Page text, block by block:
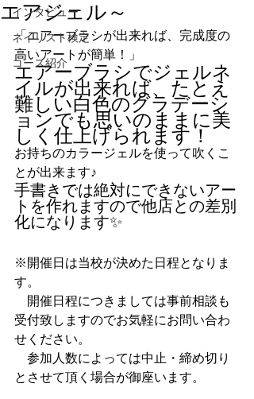
インタビュー
ネイリスト検定
コース紹介
エアジェル～
「エアーブラシが出来れば、完成度の
高いアートが簡単！」
エアーブラシでジェルネ
イルが出来れば、たとえ
難しい白色のグラデーシ
ョンでも思いのままに美
しく仕上げられます！
お持ちのカラージェルを使って吹くこ
とが出来ます♪
手書きでは絶対にできないアー
トを作れますので他店との差別
化になります✨
※開催日は当校が決めた日程となりま
す。
開催日程につきましては事前相談も
受付致しますのでお気軽にお問い合わ
せください。
参加人数によっては中止・締め切り
とさせて頂く場合が御座います。